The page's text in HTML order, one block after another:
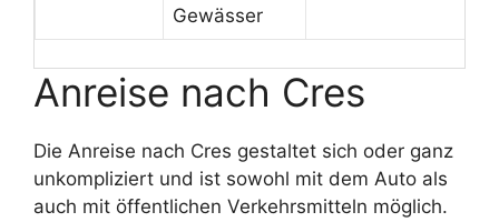
Gewässer
Anreise nach Cres
Die Anreise nach Cres gestaltet sich oder ganz
unkompliziert und ist sowohl mit dem Auto als
auch mit öffentlichen Verkehrsmitteln möglich.